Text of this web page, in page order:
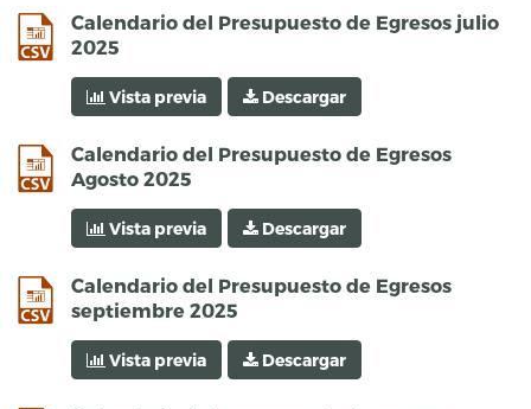
Calendario del Presupuesto de Egresos julio
2025
csv
Vista previa Descargar
Calendario del Presupuesto de Egresos
Agosto 2025
csv
Vista previa Descargar
Calendario del Presupuesto de Egresos
septiembre 2025
csv
Vista previa Descargar